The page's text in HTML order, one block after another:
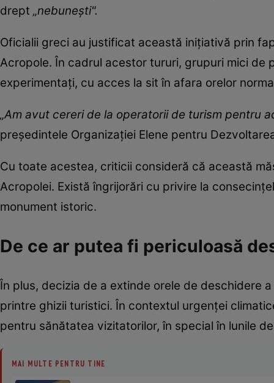
drept „nebunești".
Oficialii greci au justificat această inițiativă prin
Acropole. În cadrul acestor tururi, grupuri mici de
experimentați, cu acces la sit în afara orelor
„Am avut cereri de la operatorii de turism pentru
președintele Organizației Elene pentru
Cu toate acestea, criticii consideră că această
Acropolei. Există îngrijorări cu privire la
monument istoric.
De ce ar putea fi periculoasă
În plus, decizia de a extinde orele de deschidere
printre ghizii turistici. În contextul urgenței
pentru sănătatea vizitatorilor, în special în lunile
MAI MULTE PENTRU TINE